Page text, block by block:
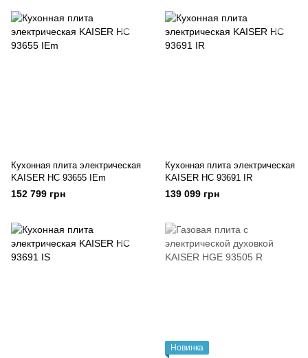
Кухонная плита электрическая
KAISER HC 93655 IEm
152 799 грн
Кухонная плита электрическая
KAISER HC 93691 IR
139 099 грн
Новинка